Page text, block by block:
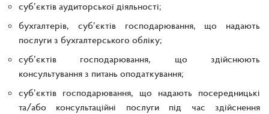
суб’єктів аудиторської діяльності;
бухгалтерів, суб’єктів господарювання, що надають
послуги з бухгалтерського обліку;
суб’єктів господарювання, що здійснюють
консультування з питань оподаткування;
суб’єктів господарювання, що надають посередницькі
та/або консультаційні послуги під час здійснення